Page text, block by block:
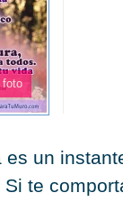
foto
un
te